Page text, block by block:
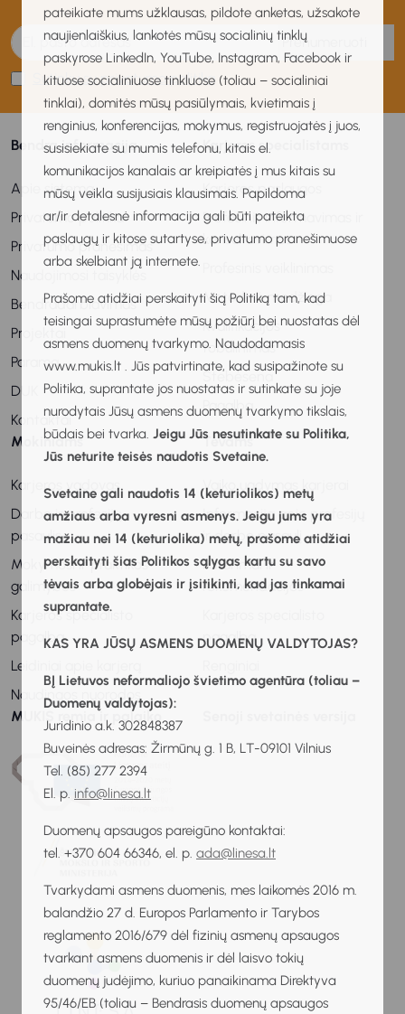
pateikiate mums užklausas, pildote anketas, užsakote
naujienlaiškius, lankotės mūsų socialinių tinklų
paskyrose LinkedIn, YouTube, Instagram, Facebook ir
kituose socialiniuose tinkluose (toliau – socialiniai
tinklai), domitės mūsų pasiūlymais, kvietimais į
renginius, konferencijas, mokymus, registruojatės į juos,
susisiekiate su mumis telefonu, kitais el.
komunikacijos kanalais ar kreipiatės į mus kitais su
mūsų veikla susijusiais klausimais. Papildoma
ar/ir detalesnė informacija gali būti pateikta
paslaugų ir kitose sutartyse, privatumo pranešimuose
arba skelbiant ją internete.
Prašome atidžiai perskaityti šią Politiką tam, kad
teisingai suprastumėte mūsų požiūrį bei nuostatas dėl
asmens duomenų tvarkymo. Naudodamasis
www.mukis.lt . Jūs patvirtinate, kad susipažinote su
Politika, suprantate jos nuostatas ir sutinkate su joje
nurodytais Jūsų asmens duomenų tvarkymo tikslais,
būdais bei tvarka. Jeigu Jūs nesutinkate su Politika,
Jūs neturite teisės naudotis Svetaine.
Svetaine gali naudotis 14 (keturiolikos) metų
amžiaus arba vyresni asmenys. Jeigu jums yra
mažiau nei 14 (keturiolika) metų, prašome atidžiai
perskaityti šias Politikos sąlygas kartu su savo
tėvais arba globėjais ir įsitikinti, kad jas tinkamai
suprantate.
KAS YRA JŪSŲ ASMENS DUOMENŲ VALDYTOJAS?
BĮ Lietuvos neformaliojo švietimo agentūra (toliau –
Duomenų valdytojas):
Juridinio a.k. 302848387
Buveinės adresas: Žirmūnų g. 1 B, LT-09101 Vilnius
Tel. (85) 277 2394
El. p. info@linesa.lt
Duomenų apsaugos pareigūno kontaktai:
tel. +370 604 66346, el. p. ada@linesa.lt
Tvarkydami asmens duomenis, mes laikomės 2016 m.
balandžio 27 d. Europos Parlamento ir Tarybos
reglamento 2016/679 dėl fizinių asmenų apsaugos
tvarkant asmens duomenis ir dėl laisvo tokių
duomenų judėjimo, kuriuo panaikinama Direktyva
95/46/EB (toliau – Bendrasis duomenų apsaugos
Prenumeruoti
Sutinku su privatumo politika
Bendra informacija
Apie sistemą
Privatumo politika
Privatumo pranešimas
Naudojimosi taisyklės
Bendradarbiavimas
Projektai
Parama
DUK
Kontaktai
Karjeros specialistams
Karjeros paslaugos
Profesinis informavimas ir
konsultavimas
Metodinė medžiaga
Kvalifikacijos
tobulinimas
Stebėsena
Pagalba
Mokiniams
Karjeros vadovas
Darbo ir profesijų
pasaulis
Mokymosi ir praktikos
galimybės
Karjeros specialisto
pagalba
Leidiniai apie karjerą
Naudingos nuorodos
Tėvams
Vaiko ugdymas karjerai
Informacija apie profesijų
ir darbo pasaulį
Patarimai ir
rekomendacijos
pagalba
MUKIS remia ir palaiko